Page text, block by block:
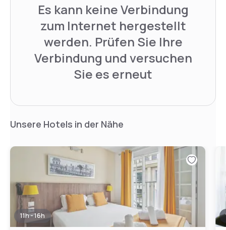
Es kann keine Verbindung
zum Internet hergestellt
werden. Prüfen Sie Ihre
Verbindung und versuchen
Sie es erneut
Unsere Hotels in der Nähe
11h - 16h